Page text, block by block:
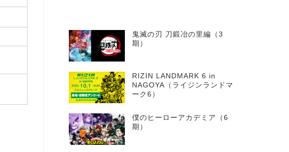
鬼滅の刃 刀鍛冶の里編（3
期）
RIZIN LANDMARK 6 in
NAGOYA（ライジンランドマ
ーク6）
僕のヒーローアカデミア（6
期）